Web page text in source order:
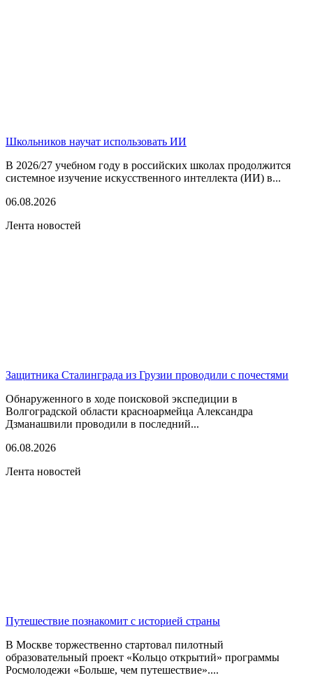
Школьников научат использовать ИИ
В 2026/27 учебном году в российских школах продолжится
системное изучение искусственного интеллекта (ИИ) в...
06.08.2026
Лента новостей
Защитника Сталинграда из Грузии проводили с почестями
Обнаруженного в ходе поисковой экспедиции в
Волгоградской области красноармейца Александра
Дзманашвили проводили в последний...
06.08.2026
Лента новостей
Путешествие познакомит с историей страны
В Москве торжественно стартовал пилотный
образовательный проект «Кольцо открытий» программы
Росмолодежи «Больше, чем путешествие»....